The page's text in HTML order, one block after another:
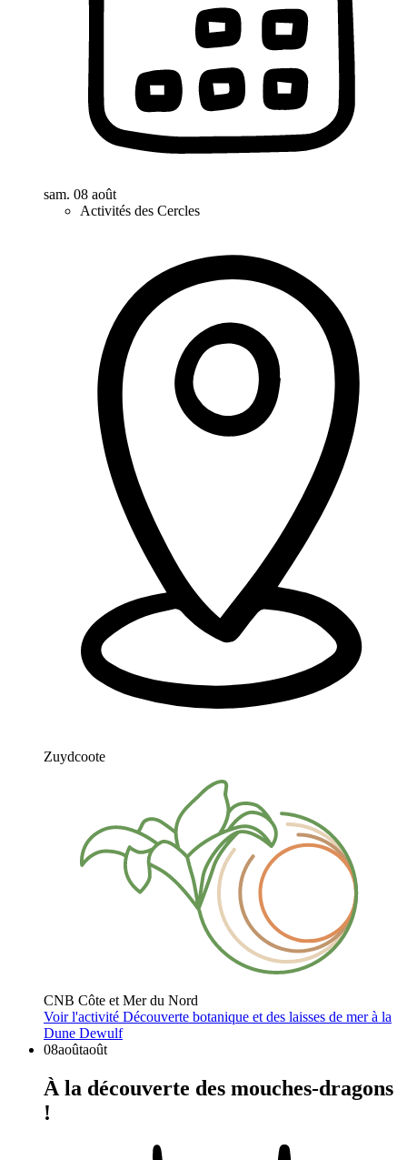
sam. 08 août
Activités des Cercles
Zuydcoote
CNB Côte et Mer du Nord
Voir l'activité Découverte botanique et des laisses de mer à la
Dune Dewulf
08aoûtaoût
À la découverte des mouches-dragons
!